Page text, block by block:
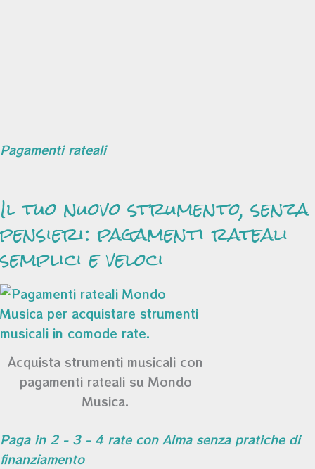
Pagamenti rateali
Il tuo nuovo strumento, senza
pensieri: pagamenti rateali
semplici e veloci
Acquista strumenti musicali con
pagamenti rateali su Mondo
Musica.
Paga in 2 - 3 - 4 rate con Alma senza pratiche di
finanziamento